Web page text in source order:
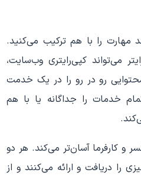
مهارت را با هم ترکیب می‌کنید.
می‌تواند کپی‌رایتری وب‌سایت،
رو در رو را در یک خدمت
خدمات را جداگانه یا با هم
و کارفرما آسان‌تر می‌کند. هر دو
را دریافت و ارائه می‌کنند و از